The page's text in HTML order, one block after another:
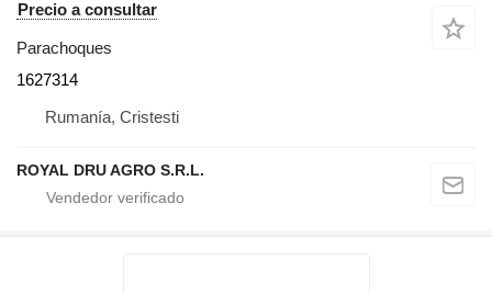
Precio a consultar
Parachoques
1627314
Rumanía, Cristesti
ROYAL DRU AGRO S.R.L.